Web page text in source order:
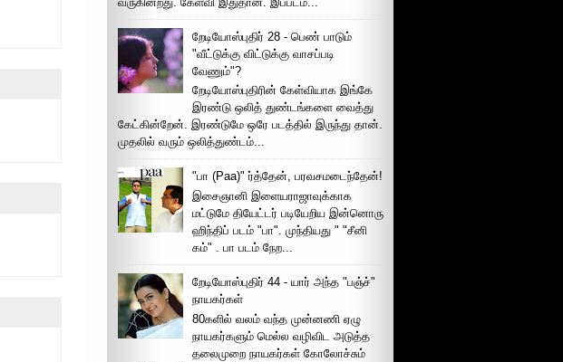
றேடியோஸ்புதிர் 28 - பெண் பாடும்
"வீட்டுக்கு விட்டுக்கு வாசப்படி
வேணும்"?
றேடியோஸ்புதிரின் கேள்வியாக இங்கே
இரண்டு ஒலித் துண்டங்களை வைத்து
கேட்கின்றேன். இரண்டுமே ஒரே படத்தில் இருந்து தான்.
முதலில் வரும் ஒலித்துண்டம்...
"பா (Paa)" ர்த்தேன், பரவசமடைந்தேன்!
இசைஞானி இளையராஜாவுக்காக
மட்டுமே தியேட்டர் படியேறிய இன்னொரு
ஹிந்திப் படம் "பா". முந்தியது " "சீனி
கம்" . பா படம் நேற...
றேடியோஸ்புதிர் 44 - யார் அந்த "பஞ்ச்"
நாயகர்கள்
80களில் வலம் வந்த முன்னணி ஏழு
நாயகர்களும் மெல்ல வழிவிட அடுத்த
தலைமுறை நாயகர்கள் கோலோச்சும்